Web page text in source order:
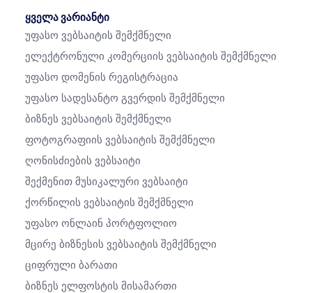
ყველა ვარიანტი
Უფასო Ვებსაიტის Შემქმნელი
Ელექტრონული Კომერციის Ვებსაიტის Შემქმნელი
Უფასო Დომენის Რეგისტრაცია
Უფასო Სადესანტო Გვერდის Შემქმნელი
Ბიზნეს Ვებსაიტის Შემქმნელი
Ფოტოგრაფიის Ვებსაიტის Შემქმნელი
Ღონისძიების Ვებსაიტი
Შექმენით Მუსიკალური Ვებსაიტი
Ქორწილის Ვებსაიტის Შემქმნელი
Უფასო Ონლაინ Პორტფოლიო
Მცირე Ბიზნესის Ვებსაიტის Შემქმნელი
Ციფრული Ბარათი
Ბიზნეს Ელფოსტის Მისამართი